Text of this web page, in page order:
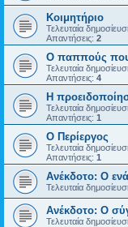
Κοιμητήριο
Τελευταία
Απαντήσεις: 2
Ο παππούς που
Τελευταία
Απαντήσεις: 4
Η
Τελευταία
Απαντήσεις: 1
Ο Περίεργος
Τελευταία
Απαντήσεις: 1
Ανέκδοτο: Ο
Τελευταία
Ανέκδοτο: Ο
Τελευταία